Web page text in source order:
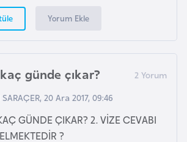
Yorum Ekle
günde çıkar?
20 Ara 2017, 09:46
GÜNDE ÇIKAR? 2. VİZE CEVABI
?